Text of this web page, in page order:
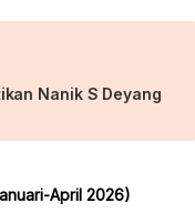
Nanik S Deyang